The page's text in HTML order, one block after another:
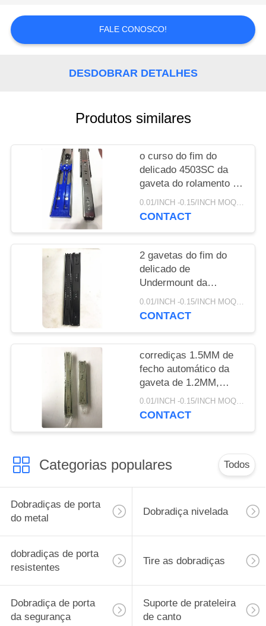
MAPA
FALE CONOSCO!
DESDOBRAR DETALHES
Produtos similares
o curso do fim do
delicado 4503SC da
gaveta do rolamento de
esferas de 52mm
desliza 45 de 100lb
0.01/INCH -0.15/INCH MOQ:par de 1000
CONTACT
2 gavetas do fim do
delicado de
Undermount da
bola/grupo deslizam,
corrediças completas
0.01/INCH -0.15/INCH MOQ:par de 1000
CONTACT
corrediças 1.5MM de
fecho automático da
gaveta de 1.2MM,
corrediças da gaveta
do fim do delicado do
0.01/INCH -0.15/INCH MOQ:par de 1000
CONTACT
Categorias populares Todos
Dobradiças de porta
do metal
Dobradiça nivelada
dobradiças de porta
resistentes
Tire as dobradiças
Dobradiça de porta
da segurança
Suporte de prateleira
de canto